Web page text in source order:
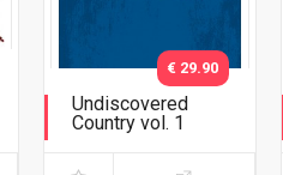
Undiscovered
Country vol. 1
Exclusive con
€ 29.90